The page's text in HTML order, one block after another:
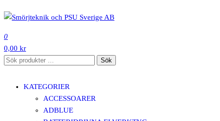
till
innehåll
0
0,00 kr
Sök
Sök
KATEGORIER
ACCESSOARER
ADBLUE